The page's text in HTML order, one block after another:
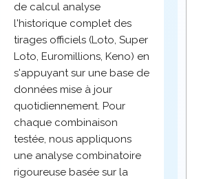
de calcul analyse
l'historique complet des
tirages officiels (Loto, Super
Loto, Euromillions, Keno) en
s'appuyant sur une base de
données mise à jour
quotidiennement. Pour
chaque combinaison
testée, nous appliquons
une analyse combinatoire
rigoureuse basée sur la